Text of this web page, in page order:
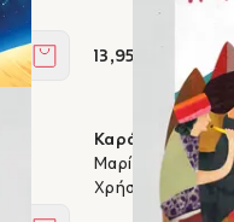
Στο καλάθι
13,95 €
Καράβια που
Μαρία
Χρήστος